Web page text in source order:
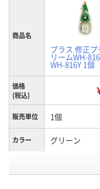
商品名
プラス 修正プ
リームWH-
WH-816Y 1個
価格
(税込)
販売単位 1個
カラー グリーン